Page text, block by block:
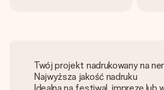
Twój projekt nadrukowany na
Najwyższa jakość nadruku